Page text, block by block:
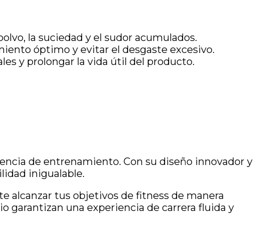
la suciedad y el sudor acumulados.
óptimo y evitar el desgaste excesivo.
y prolongar la vida útil del producto.
de entrenamiento. Con su diseño innovador y
inigualable.
alcanzar tus objetivos de fitness de manera
garantizan una experiencia de carrera fluida y